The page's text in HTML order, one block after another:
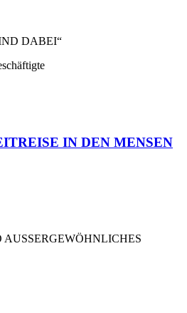
DABEI“
IN DEN MENSEN